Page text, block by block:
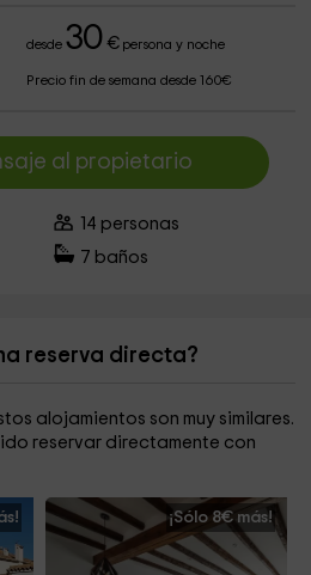
desde30 €persona y noche
Precio fin de semana desde 160€
al propietario
14 personas
7 baños
reserva directa?
alojamientos son muy similares.
reservar directamente con
¡Sólo 8€ más!